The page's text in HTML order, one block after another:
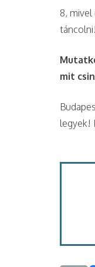
8,
táncolni!
mit
legyek!